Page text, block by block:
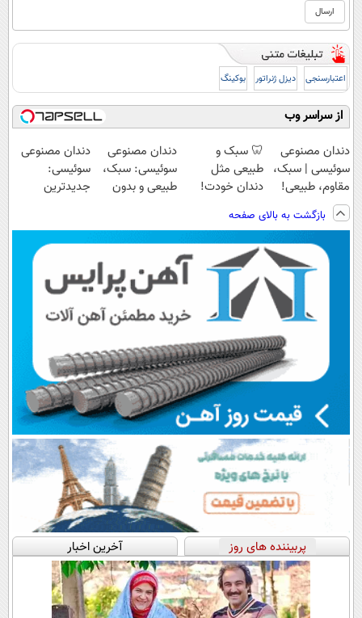
اعتبارسنجی دیزل ژنراتور بوکینگ
از سراسر وب
دندان مصنوعی
سوئیسی | سبک،
مقاوم، طبیعی!
ویزیت
رایگان+پرداخت
اقساطی😍
🦷 سبک و
طبیعی مثل
دندان خودت!
پرداخت اقساطی
💳 📍 تهران
دندان مصنوعی
سوئیسی: سبک،
طبیعی و بدون
دندان مصنوعی
سوئیسی:
جدیدترین
پرداخت قسطی
بازگشت به بالای صفحه
پربیننده های روز آخرین اخبار